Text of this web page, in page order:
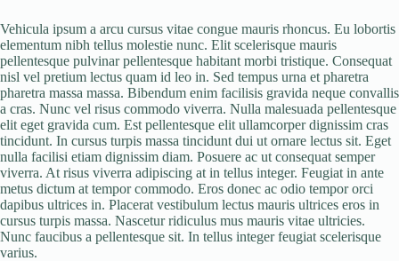
Vehicula ipsum a arcu cursus vitae congue mauris rhoncus. Eu lobortis
elementum nibh tellus molestie nunc. Elit scelerisque mauris
pellentesque pulvinar pellentesque habitant morbi tristique. Consequat
nisl vel pretium lectus quam id leo in. Sed tempus urna et pharetra
pharetra massa massa. Bibendum enim facilisis gravida neque convallis
a cras. Nunc vel risus commodo viverra. Nulla malesuada pellentesque
elit eget gravida cum. Est pellentesque elit ullamcorper dignissim cras
tincidunt. In cursus turpis massa tincidunt dui ut ornare lectus sit. Eget
nulla facilisi etiam dignissim diam. Posuere ac ut consequat semper
viverra. At risus viverra adipiscing at in tellus integer. Feugiat in ante
metus dictum at tempor commodo. Eros donec ac odio tempor orci
dapibus ultrices in. Placerat vestibulum lectus mauris ultrices eros in
cursus turpis massa. Nascetur ridiculus mus mauris vitae ultricies.
Nunc faucibus a pellentesque sit. In tellus integer feugiat scelerisque
varius.